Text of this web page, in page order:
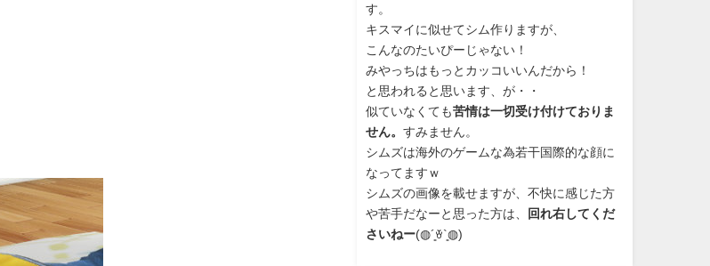
す。
キスマイに似せてシム作りますが、
こんなのたいぴーじゃない！
みやっちはもっとカッコいいんだから！
と思われると思います、が・・
似ていなくても苦情は一切受け付けておりま
せん。 すみません。
シムズは海外のゲームな為若干国際的な顔に
なってますｗ
シムズの画像を載せますが、不快に感じた方
や苦手だなーと思った方は、 回れ右してくだ
さいねー(◍´͈ꈊ`͈◍)